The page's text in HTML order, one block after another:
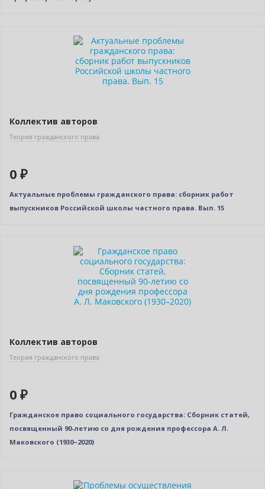
Коллектив авторов
Теория гражданского права
0 ₽
Актуальные проблемы гражданского права: сборник работ
выпускников Российской школы частного права. Вып. 15
Коллектив авторов
Теория гражданского права
0 ₽
Гражданское право социального государства: Сборник статей,
посвященный 90-летию со дня рождения профессора А. Л.
Маковского (1930–2020)